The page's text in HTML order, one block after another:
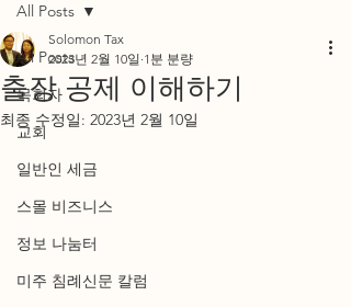
All Posts
목회자
교회
일반인 세금
스몰 비즈니스
정보 나눔터
미주 침례신문 칼럼
All Posts
출장 공제 이해하기
Solomon Tax
2023년 2월 10일 1분 분량
최종 수정일: 2023년 2월 10일